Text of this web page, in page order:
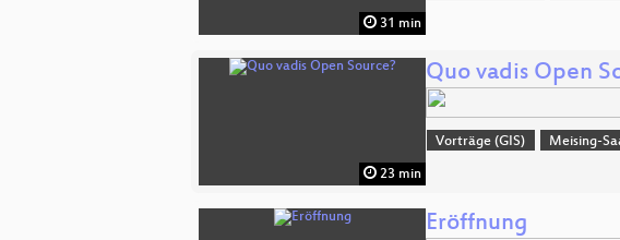
31 min
23 min
Quo vadis Open
Vorträge (GIS) Meising-
Eröffnung